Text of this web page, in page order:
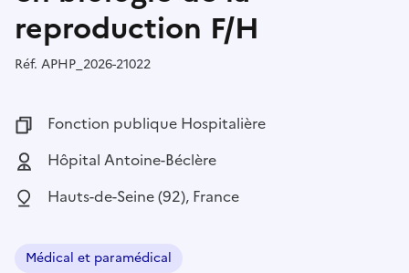
reproduction F/H
Réf. Référence :
APHP_2026-21022
Fonction publique :
Fonction publique Hospitalière
Employeur :
Hôpital Antoine-Béclère
Localisation :
Hauts-de-Seine (92), France
Domaine :
Médical et paramédical